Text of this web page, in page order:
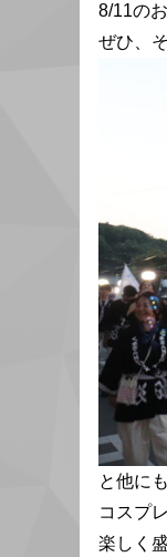
8/11の
ぜひ、
と他に
コスプ
楽しく